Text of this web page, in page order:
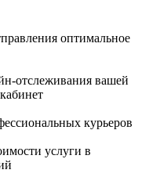
оптимальное
отслеживания вашей
курьеров
услуги в